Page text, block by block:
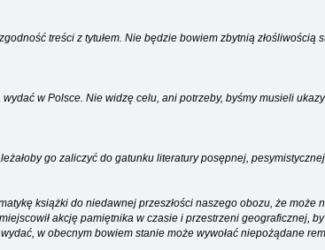
treści z tytułem. Nie będzie bowiem zbytnią złośliwością
w Polsce. Nie widzę celu, ani potrzeby, byśmy musieli
go zaliczyć do gatunku literatury posępnej, pesymistycznej.
książki do niedawnej przeszłości naszego obozu, że może
akcję pamiętnika w czasie i przestrzeni geograficznej,
w obecnym bowiem stanie może wywołać niepożądane